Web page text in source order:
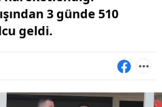
3 günde 510
geldi.